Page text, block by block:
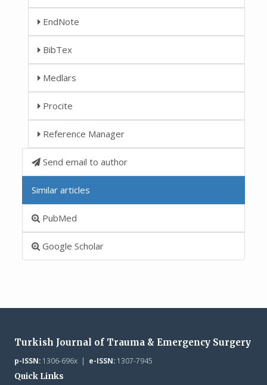
EndNote
BibTex
Medlars
Procite
Reference Manager
Send email to author
Similar articles
PubMed
Google Scholar
Turkish Journal of Trauma & Emergency Surgery
p-ISSN:1306-696x | e-ISSN:1307-7945
Quick Links